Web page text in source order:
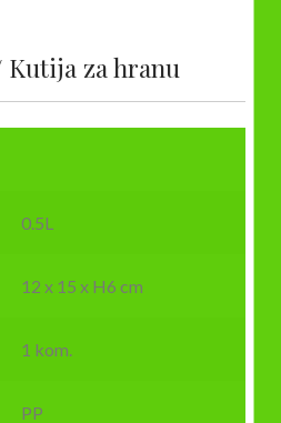
Kutija za hranu
0.5L
12 x 15 x H6 cm
1 kom.
PP